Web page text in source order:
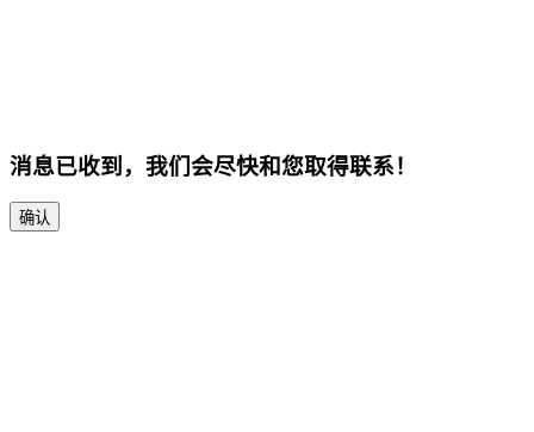
消息已收到，我们会尽快和您取得联系！
确认